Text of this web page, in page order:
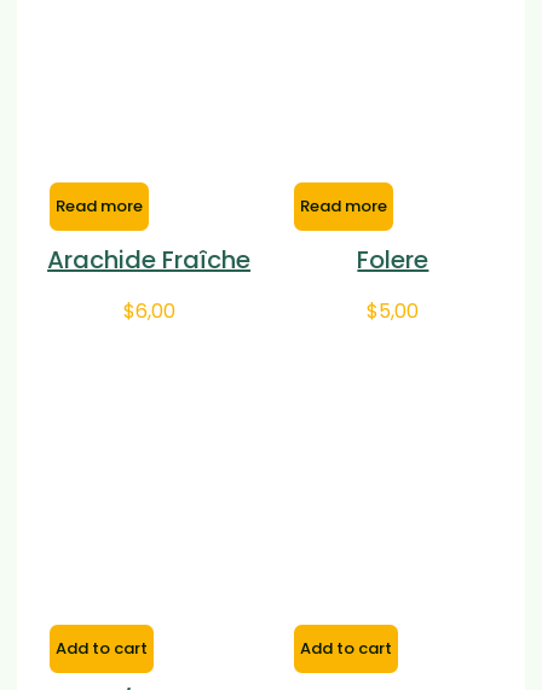
Read more
Arachide Fraîche
$6,00
Read more
Folere
$5,00
Add to cart Add to cart